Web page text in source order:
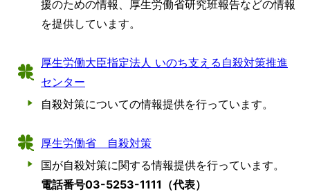
援のための情報、厚生労働省研究班報告などの情報
を提供しています。
厚生労働大臣指定法人 いのち支える自殺対策推進
センター
自殺対策についての情報提供を行っています。
厚生労働省 自殺対策
国が自殺対策に関する情報提供を行っています。
電話番号03-5253-1111（代表）